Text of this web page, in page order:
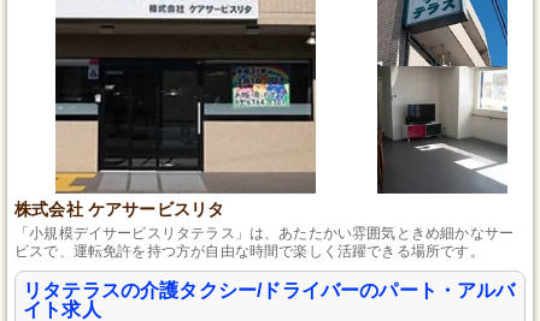
株式会社 ケアサービスリタ
「小規模デイサービスリタテラス」は、あたたかい雰囲気ときめ細かなサー
ビスで、運転免許を持つ方が自由な時間で楽しく活躍できる場所です。
リタテラスの介護タクシー/ドライバーのパート・アルバ
イト求人